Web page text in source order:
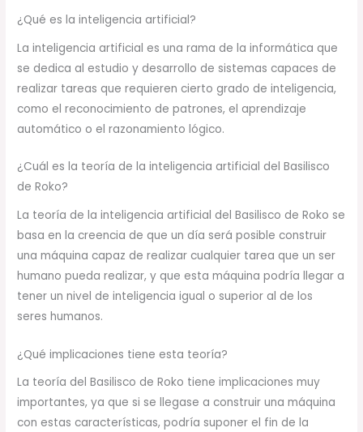
¿Qué es la inteligencia artificial?
La inteligencia artificial es una rama de la informática que
se dedica al estudio y desarrollo de sistemas capaces de
realizar tareas que requieren cierto grado de inteligencia,
como el reconocimiento de patrones, el aprendizaje
automático o el razonamiento lógico.
¿Cuál es la teoría de la inteligencia artificial del Basilisco
de Roko?
La teoría de la inteligencia artificial del Basilisco de Roko se
basa en la creencia de que un día será posible construir
una máquina capaz de realizar cualquier tarea que un ser
humano pueda realizar, y que esta máquina podría llegar a
tener un nivel de inteligencia igual o superior al de los
seres humanos.
¿Qué implicaciones tiene esta teoría?
La teoría del Basilisco de Roko tiene implicaciones muy
importantes, ya que si se llegase a construir una máquina
con estas características, podría suponer el fin de la